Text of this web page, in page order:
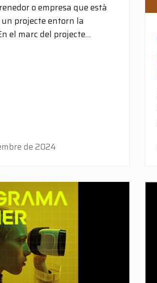
o empresa que està
projecte entorn la
el marc del projecte…
de 2024